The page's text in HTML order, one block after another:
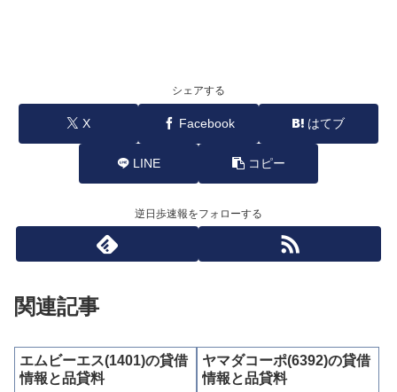
シェアする
X Facebook はてブ
LINE コピー
逆日歩速報をフォローする
関連記事
エムビーエス(1401)の貸借
情報と品貸料
ヤマダコーポ(6392)の貸借
情報と品貸料